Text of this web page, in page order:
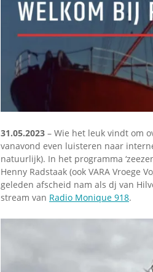
31.05.2023 – Wie het leuk vindt om
vanavond even luisteren naar
natuurlijk). In het programma
Henny Radstaak (ook VARA Vroege
geleden afscheid nam als dj van
stream van Radio Monique 918.